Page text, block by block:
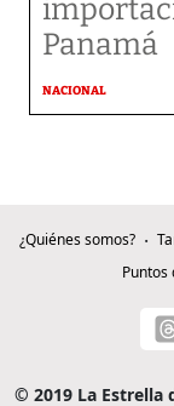
Panamá
NACIONAL
¿Quiénes somos?
Puntos
© 2019 La Estrella